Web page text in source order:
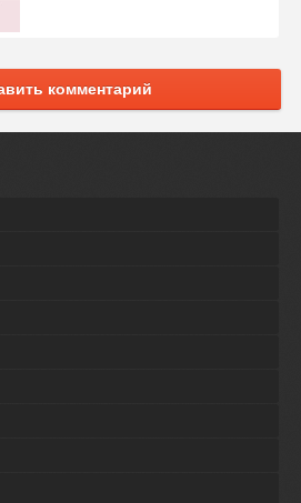
комментарий